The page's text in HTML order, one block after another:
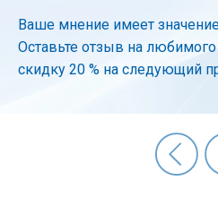
Характерный признак
незадолго до менструации и
1-2 дней, а иногда и до середины
Ваше мнение имеет
Оставьте отзыв на любимого
скидку 20 % на следующий